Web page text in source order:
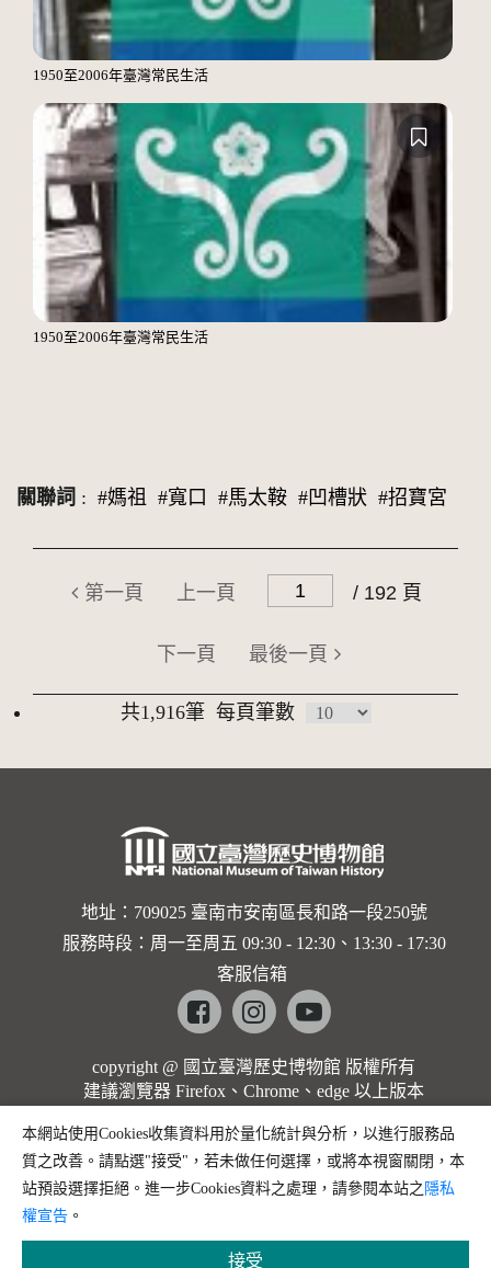
1950至2006年臺灣常民生活
1950至2006年臺灣常民生活
關聯詞 : #媽祖 #寬口 #馬太鞍 #凹槽狀 #招寶宮
第一頁 上一頁 / 192 頁
下一頁 最後一頁
共1,916筆 每頁筆數
地址：709025 臺南市安南區長和路一段250號
服務時段：周一至周五 09:30 - 12:30、13:30 - 17:30
客服信箱
Facebookinstagramyoutube
copyright @ 國立臺灣歷史博物館 版權所有
建議瀏覽器 Firefox、Chrome、edge 以上版本
本網站使用Cookies收集資料用於量化統計與分析，以進行服務品
質之改善。請點選"接受"，若未做任何選擇，或將本視窗關閉，本
站預設選擇拒絕。進一步Cookies資料之處理，請參閱本站之 隱私
權宣告 。
接受